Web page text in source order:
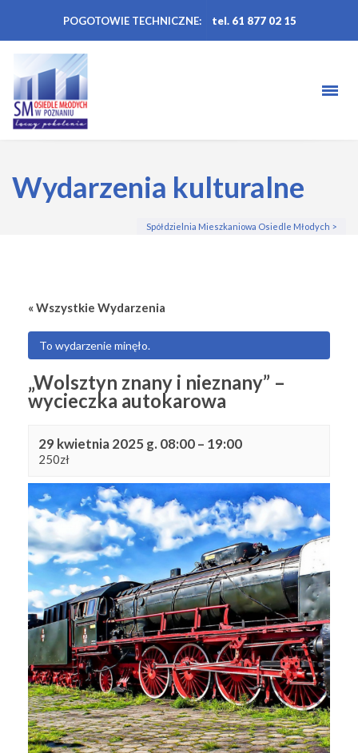
POGOTOWIE TECHNICZNE: tel. 61 877 02 15
Wydarzenia kulturalne
Spółdzielnia Mieszkaniowa Osiedle Młodych >
« Wszystkie Wydarzenia
To wydarzenie minęło.
„Wolsztyn znany i nieznany” –
wycieczka autokarowa
29 kwietnia 2025 g. 08:00– 19:00
250zł